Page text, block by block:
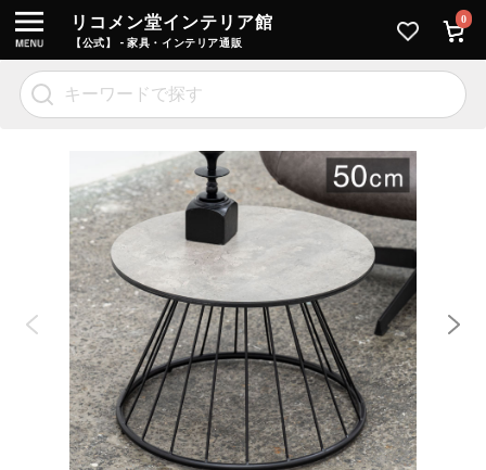
リコメン堂インテリア館
【公式】 - 家具・インテリア通販
0